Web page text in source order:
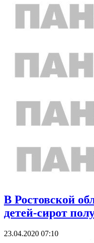
В Ростовской
детей-сирот
23.04.2020 07:10